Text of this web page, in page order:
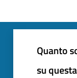
Quanto
su